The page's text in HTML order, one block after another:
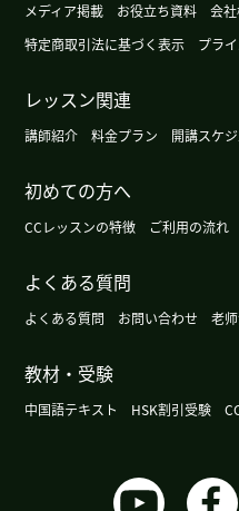
想努力！下次见！( 50
你能拍了熊猫的照片的
代 女性 )
看到最近的中国年轻人
越自由宽容，不懂以前
谢谢您修改我说的中文
期待下次再见！
晶老师，谢谢！我想用
写很多例句。下下个星
如果我能聊天聊流利的
地很火！下次见！ ( 50
メディア掲載 お役立ち資料 会
特定商取引法に基づく表示
プラ
レッスン関連
講師紹介 料金プラン 開講スケ
初めての方へ
CCレッスンの特徴 ご利用の流れ
よくある質問
よくある質問 お問い合わせ 老
教材・受験
中国語テキスト HSK割引受験